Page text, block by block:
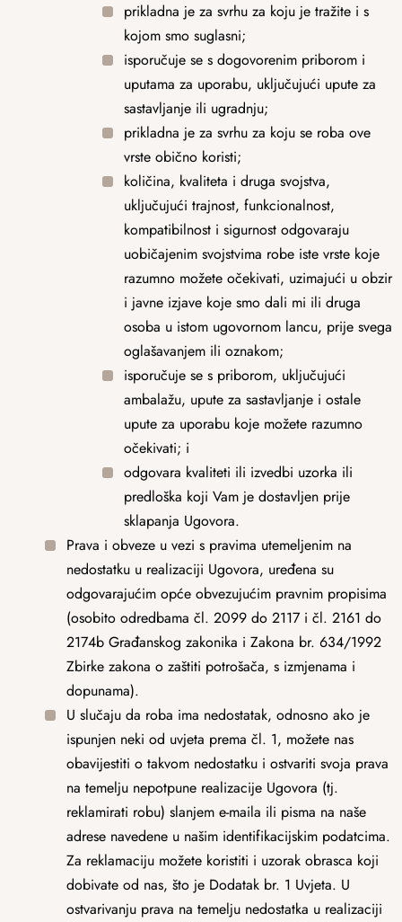
prikladna je za svrhu za koju je tražite i s
kojom smo suglasni;
isporučuje se s dogovorenim priborom i
uputama za uporabu, uključujući upute za
sastavljanje ili ugradnju;
prikladna je za svrhu za koju se roba ove
vrste obično koristi;
količina, kvaliteta i druga svojstva,
uključujući trajnost, funkcionalnost,
kompatibilnost i sigurnost odgovaraju
uobičajenim svojstvima robe iste vrste koje
razumno možete očekivati, uzimajući u obzir
i javne izjave koje smo dali mi ili druga
osoba u istom ugovornom lancu, prije svega
oglašavanjem ili oznakom;
isporučuje se s priborom, uključujući
ambalažu, upute za sastavljanje i ostale
upute za uporabu koje možete razumno
očekivati; i
odgovara kvaliteti ili izvedbi uzorka ili
predloška koji Vam je dostavljen prije
sklapanja Ugovora.
Prava i obveze u vezi s pravima utemeljenim na
nedostatku u realizaciji Ugovora, uređena su
odgovarajućim opće obvezujućim pravnim propisima
(osobito odredbama čl. 2099 do 2117 i čl. 2161 do
2174b Građanskog zakonika i Zakona br. 634/1992
Zbirke zakona o zaštiti potrošača, s izmjenama i
dopunama).
U slučaju da roba ima nedostatak, odnosno ako je
ispunjen neki od uvjeta prema čl. 1, možete nas
obavijestiti o takvom nedostatku i ostvariti svoja prava
na temelju nepotpune realizacije Ugovora (tj.
reklamirati robu) slanjem e-maila ili pisma na naše
adrese navedene u našim identifikacijskim podatcima.
Za reklamaciju možete koristiti i uzorak obrasca koji
dobivate od nas, što je Dodatak br. 1 Uvjeta. U
ostvarivanju prava na temelju nedostatka u realizaciji